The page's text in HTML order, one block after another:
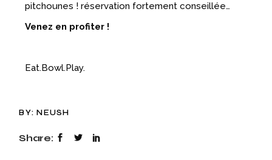
pitchounes ! réservation fortement conseillée…
Venez en profiter !
Eat.Bowl.Play.
BY: NEUSH
Share: